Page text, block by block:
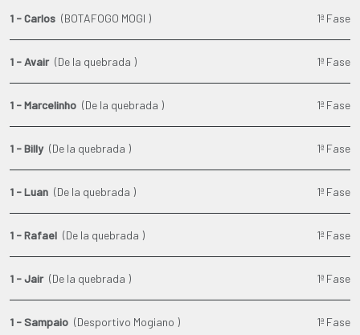
1 - Carlos (BOTAFOGO MOGI ) 1ª Fase
1 - Avair (De la quebrada ) 1ª Fase
1 - Marcelinho (De la quebrada ) 1ª Fase
1 - Billy (De la quebrada ) 1ª Fase
1 - Luan (De la quebrada ) 1ª Fase
1 - Rafael (De la quebrada ) 1ª Fase
1 - Jair (De la quebrada ) 1ª Fase
1 - Sampaio (Desportivo Mogiano ) 1ª Fase